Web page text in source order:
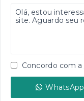
Concordo com a
WhatsApp